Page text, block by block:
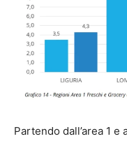
Partendo dall’area 1